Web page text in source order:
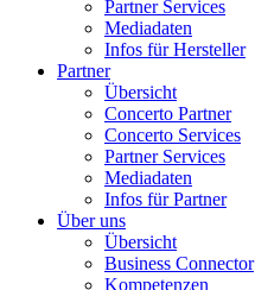
Partner Services
Mediadaten
Infos für Hersteller
Partner
Übersicht
Concerto Partner
Concerto Services
Partner Services
Mediadaten
Infos für Partner
Über uns
Übersicht
Business Connector
Kompetenzen